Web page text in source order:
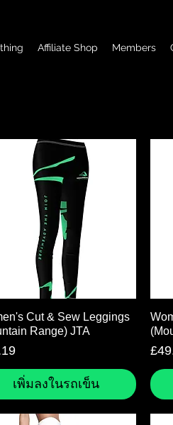
Affiliate Shop Members
ดูข้อมูลด่วน
Cut & Sew Leggings
Range) JTA
เพิ่มลงในรถเข็น
รา